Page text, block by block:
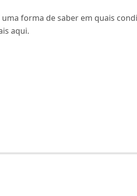
forma de saber em quais
aqui.